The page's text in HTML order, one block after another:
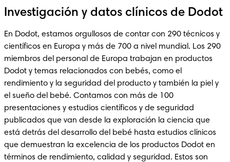
Investigación y datos clínicos de Dodot
En Dodot, estamos orgullosos de contar con 290 técnicos y
científicos en Europa y más de 700 a nivel mundial. Los 290
miembros del personal de Europa trabajan en productos
Dodot y temas relacionados con bebés, como el
rendimiento y la seguridad del producto y también la piel y
el sueño del bebé. Contamos con más de 100
presentaciones y estudios científicos y de seguridad
publicados que van desde la exploración la ciencia que
está detrás del desarrollo del bebé hasta estudios clínicos
que demuestran la excelencia de los productos Dodot en
términos de rendimiento, calidad y seguridad. Estos son